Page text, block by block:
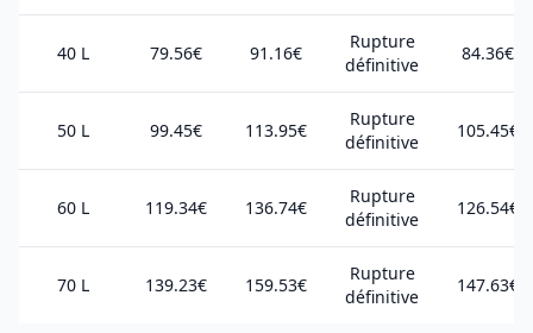
40 L 79.56€ 91.16€
Rupture
définitive
84.36€
50 L 99.45€ 113.95€
Rupture
définitive
105.45€
60 L 119.34€ 136.74€
Rupture
définitive
126.54€
70 L 139.23€ 159.53€
Rupture
définitive
147.63€